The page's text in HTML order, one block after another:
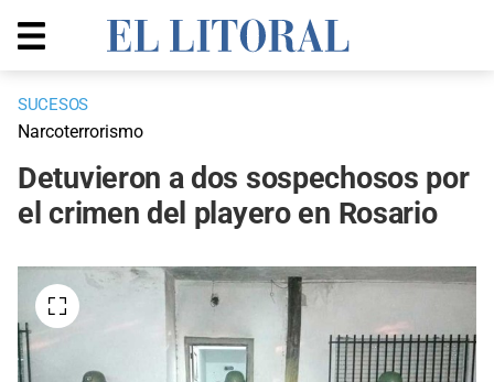
SUCESOS
Narcoterrorismo
Detuvieron a dos sospechosos por
el crimen del playero en Rosario